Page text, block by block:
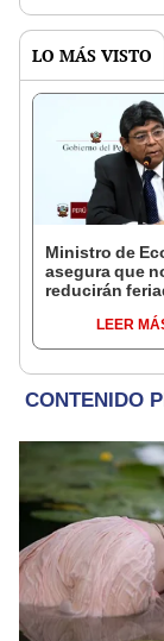
LO MÁS VISTO
Ministro de
asegura que
reducirán
aumentará en
etapas
LEER